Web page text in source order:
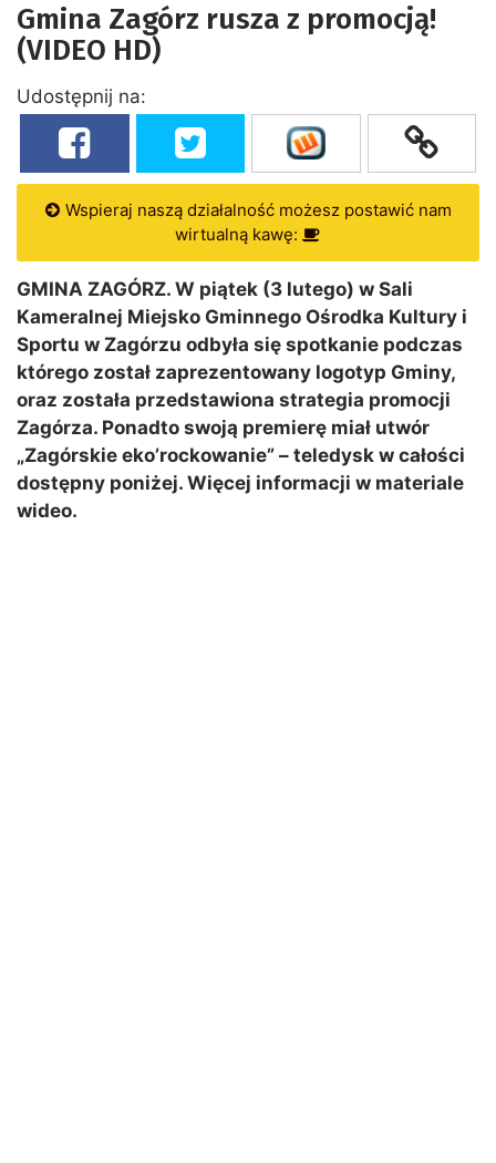
Gmina Zagórz rusza z promocją!
(VIDEO HD)
Udostępnij na:
Wspieraj naszą działalność możesz postawić nam
wirtualną kawę:
GMINA ZAGÓRZ. W piątek (3 lutego) w Sali
Kameralnej Miejsko Gminnego Ośrodka Kultury i
Sportu w Zagórzu odbyła się spotkanie podczas
którego został zaprezentowany logotyp Gminy,
oraz została przedstawiona strategia promocji
Zagórza. Ponadto swoją premierę miał utwór
„Zagórskie eko’rockowanie” – teledysk w całości
dostępny poniżej. Więcej informacji w materiale
wideo.